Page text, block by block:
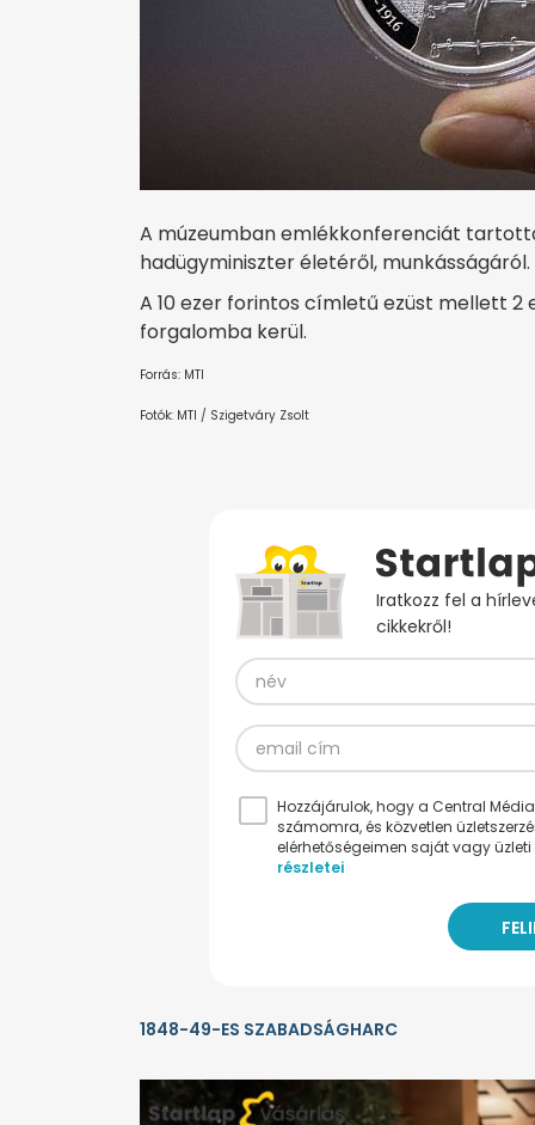
A múzeumban emlékkonferenciát
hadügyminiszter életéről, munkásságáról.
A 10 ezer forintos címletű ezüst mellett
forgalomba kerül.
Forrás: MTI
Fotók: MTI / Szigetváry Zsolt
Iratkozz fel a
cikkekről!
Hozzájárulok, hogy a Central
számomra, és közvetlen
elérhetőségeimen saját vagy
részletei
1848-49-ES SZABADSÁGHARC